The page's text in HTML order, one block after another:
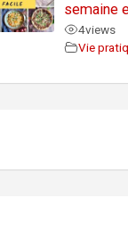
semaine
4views
Vie